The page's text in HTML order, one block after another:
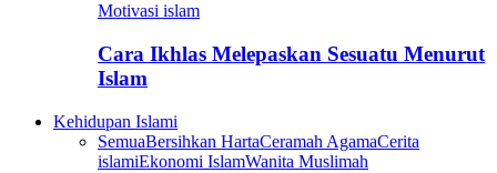
Motivasi islam
Cara Ikhlas Melepaskan Sesuatu Menurut
Islam
Kehidupan Islami
SemuaBersihkan HartaCeramah AgamaCerita
islamiEkonomi IslamWanita Muslimah